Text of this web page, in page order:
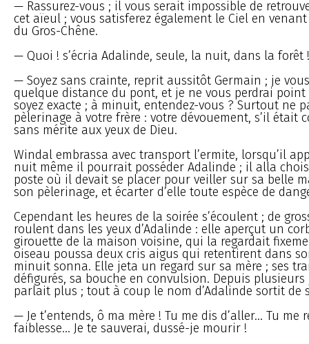
— Rassurez-vous ; il vous serait impossible de
cet aïeul ; vous satisferez également le Ciel en
du Gros-Chêne.
— Quoi ! s’écria Adalinde, seule, la nuit, dans la forêt
— Soyez sans crainte, reprit aussitôt Germain ; je
quelque distance du pont, et je ne vous perdrai point
soyez exacte ; à minuit, entendez-vous ? Surtout ne
pèlerinage à votre frère : votre dévouement, s’il était
sans mérite aux yeux de Dieu.
Windal embrassa avec transport l’ermite, lorsqu’il
nuit même il pourrait posséder Adalinde ; il alla
poste où il devait se placer pour veiller sur sa belle
son pèlerinage, et écarter d’elle toute espèce de
Cependant les heures de la soirée s’écoulent ; de
roulent dans les yeux d’Adalinde : elle aperçut un
girouette de la maison voisine, qui la regardait
oiseau poussa deux cris aigus qui retentirent dans
minuit sonna. Elle jeta un regard sur sa mère ; ses
défigurés, sa bouche en convulsion. Depuis
parlait plus ; tout à coup le nom d’Adalinde sortit de
— Je t’entends, ô ma mère ! Tu me dis d’aller... Tu me
faiblesse... Je te sauverai, dussé-je mourir !